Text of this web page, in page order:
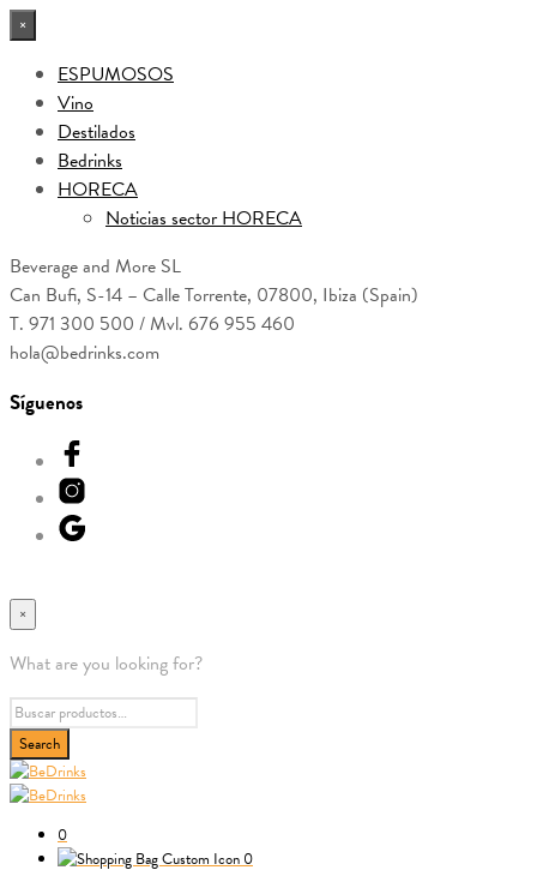
×
ESPUMOSOS
Vino
Destilados
Bedrinks
HORECA
Noticias sector HORECA
Beverage and More SL
Can Bufi, S-14 – Calle Torrente, 07800, Ibiza (Spain)
T. 971 300 500 / Mvl. 676 955 460
hola@bedrinks.com
Síguenos
×
What are you looking for?
0
0